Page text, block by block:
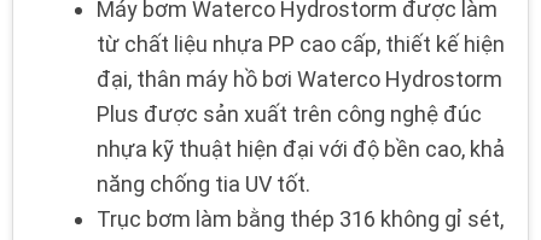
Máy bơm Waterco Hydrostorm được làm
từ chất liệu nhựa PP cao cấp, thiết kế hiện
đại, thân máy hồ bơi Waterco Hydrostorm
Plus được sản xuất trên công nghệ đúc
nhựa kỹ thuật hiện đại với độ bền cao, khả
năng chống tia UV tốt.
Trục bơm làm bằng thép 316 không gỉ sét,